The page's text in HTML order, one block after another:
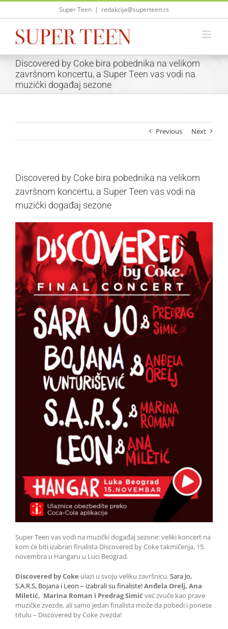
Skip
Super Teen | redakcija@superteen.rs
Discovered by Coke bira pobednika na velikom
završnom koncertu, a Super Teen vas vodi na
muzički događaj sezone
Previous Next
Discovered by Coke bira pobednika na velikom
završnom koncertu, a Super Teen vas vodi na
muzički događaj sezone
Super Teen vas vodi na muzički događaj sezone: veliki koncert na
kom će biti izabran finalista Discovered by Coke takmičenja, 15.
novembra u Hangaru u Luci Beograd.
Discovered by Coke ulazi u svoju veliku završnicu.Sara Jo,
S.A.R.S, Bojana i Leon – izabrali su finaliste!Anđela Orelj, Ana
Miletić, Marina Roman i Predrag Simić već zvuče kao prave
muzičke zvezde, ali samo jedan finalista može da pobedi i ponese
titulu – Discovered by Coke zvezda!